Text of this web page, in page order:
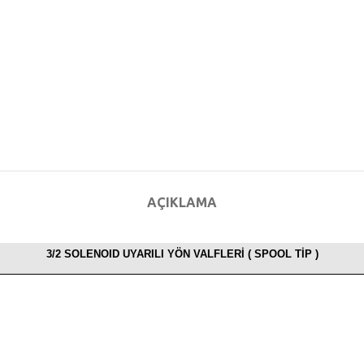
AÇIKLAMA
3/2 SOLENOID UYARILI YÖN VALFLERİ ( SPOOL TİP )